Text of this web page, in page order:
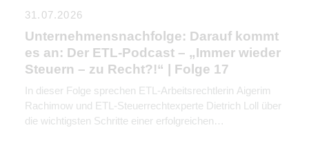
31.07.2026
Unternehmensnachfolge: Darauf kommt
es an: Der ETL-Podcast – „Immer wieder
Steuern – zu Recht?!“ | Folge 17
In dieser Folge sprechen ETL-Arbeitsrechtlerin Aigerim
Rachimow und ETL-Steuerrechtexperte Dietrich Loll über
die wichtigsten Schritte einer erfolgreichen